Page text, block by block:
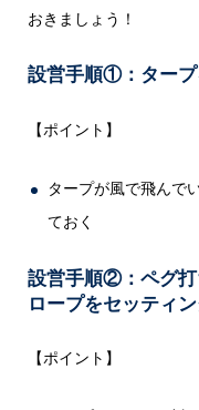
おきましょう！
設営手順①：ター
【ポイント】
タープが風で飛んで
ておく
設営手順②：ペグ打
ロープをセッティ
【ポイント】